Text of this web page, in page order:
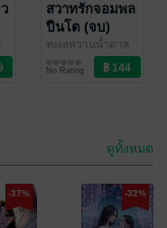
สวาทรักจอมพล
ปืนโต (จบ)
ทะเลหวานน้ำตาล
Love/Yuri
No Rating
ดูทั้งหมด
-37% -32%